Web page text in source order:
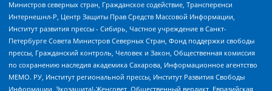
Министров северных стран, Гражданское содействие, Трансперенси
Интернешнл-Р, Центр Защиты Прав Средств Массовой Информации,
Институт развития прессы - Сибирь, Частное учреждение в Санкт-
Петербурге Совета Министров Северных Стран, Фонд поддержки свободы
прессы, Гражданский контроль, Человек и Закон, Общественная комиссия
по сохранению наследия академика Сахарова, Информационное агентство
МЕМО. РУ, Институт региональной прессы, Институт Развития Свободы
Информации, Экозащита!-Женсовет, Общественный вердикт, Евразийская